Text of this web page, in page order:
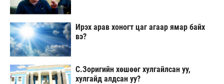
Ирэх арав хоногт цаг агаар ямар байх
вэ?
С.Зоригийн хөшөөг хулгайлсан уу,
хулгайд алдсан уу?